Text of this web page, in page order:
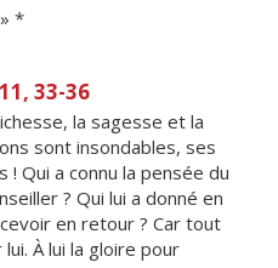
*
33-36
la sagesse et la
sont insondables, ses
Qui a connu la pensée du
? Qui lui a donné en
en retour ? Car tout
À lui la gloire pour